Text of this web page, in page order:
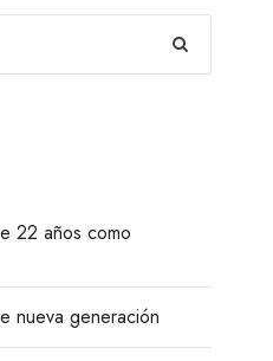
22 años como
nueva generación